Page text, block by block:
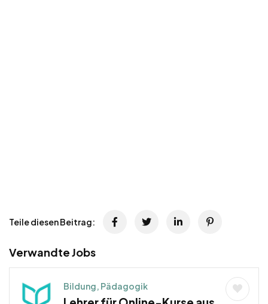
Teile diesen Beitrag:
Verwandte Jobs
Bildung, Pädagogik